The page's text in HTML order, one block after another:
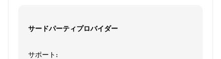
サードパーティプロバイダー
サポート: